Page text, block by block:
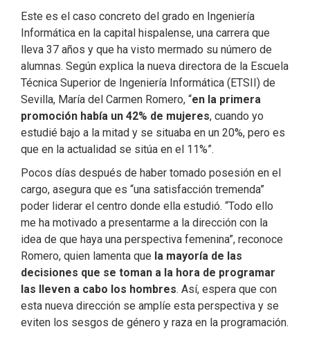
Este es el caso concreto del grado en Ingeniería
Informática en la capital hispalense, una carrera que
lleva 37 años y que ha visto mermado su número de
alumnas. Según explica la nueva directora de la Escuela
Técnica Superior de Ingeniería Informática (ETSII) de
Sevilla, María del Carmen Romero, “en la primera
promoción había un 42% de mujeres, cuando yo
estudié bajo a la mitad y se situaba en un 20%, pero es
que en la actualidad se sitúa en el 11%”.
Pocos días después de haber tomado posesión en el
cargo, asegura que es “una satisfacción tremenda”
poder liderar el centro donde ella estudió. “Todo ello
me ha motivado a presentarme a la dirección con la
idea de que haya una perspectiva femenina”, reconoce
Romero, quien lamenta que la mayoría de las
decisiones que se toman a la hora de programar
las lleven a cabo los hombres. Así, espera que con
esta nueva dirección se amplíe esta perspectiva y se
eviten los sesgos de género y raza en la programación.